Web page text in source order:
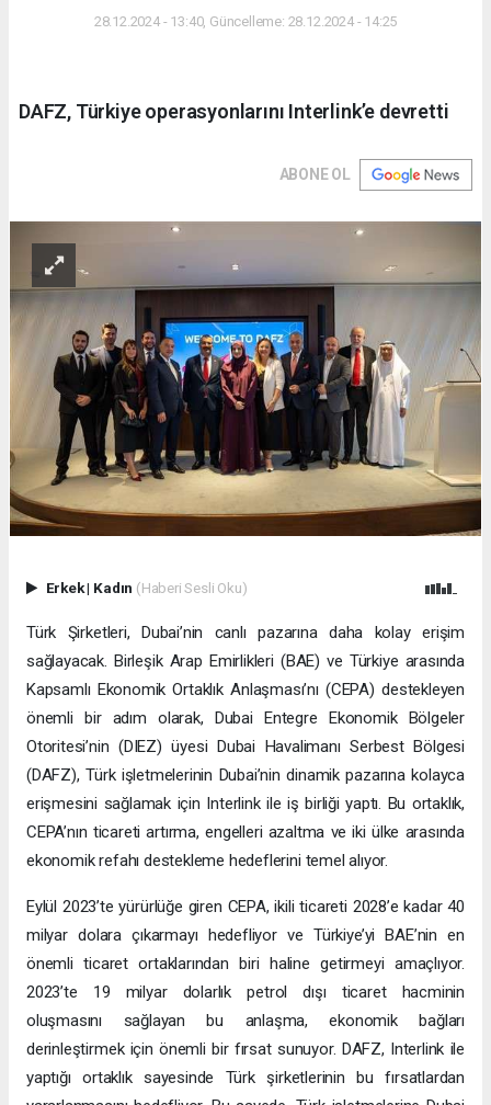
28.12.2024 - 13:40, Güncelleme: 28.12.2024 - 14:25
DAFZ, Türkiye operasyonlarını Interlink’e devretti
ABONE OL
Erkek| Kadın (Haberi Sesli Oku)
Türk Şirketleri, Dubai’nin canlı pazarına daha kolay erişim
sağlayacak. Birleşik Arap Emirlikleri (BAE) ve Türkiye arasında
Kapsamlı Ekonomik Ortaklık Anlaşması’nı (CEPA) destekleyen
önemli bir adım olarak, Dubai Entegre Ekonomik Bölgeler
Otoritesi’nin (DIEZ) üyesi Dubai Havalimanı Serbest Bölgesi
(DAFZ), Türk işletmelerinin Dubai’nin dinamik pazarına kolayca
erişmesini sağlamak için Interlink ile iş birliği yaptı. Bu ortaklık,
CEPA’nın ticareti artırma, engelleri azaltma ve iki ülke arasında
ekonomik refahı destekleme hedeflerini temel alıyor.
Eylül 2023’te yürürlüğe giren CEPA, ikili ticareti 2028’e kadar 40
milyar dolara çıkarmayı hedefliyor ve Türkiye’yi BAE’nin en
önemli ticaret ortaklarından biri haline getirmeyi amaçlıyor.
2023’te 19 milyar dolarlık petrol dışı ticaret hacminin
oluşmasını sağlayan bu anlaşma, ekonomik bağları
derinleştirmek için önemli bir fırsat sunuyor. DAFZ, Interlink ile
yaptığı ortaklık sayesinde Türk şirketlerinin bu fırsatlardan